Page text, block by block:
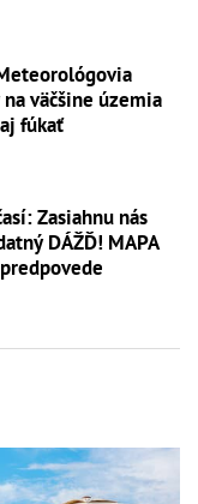
väčšine územia
fúkať
Zasiahnu nás
DÁŽĎ! MAPA